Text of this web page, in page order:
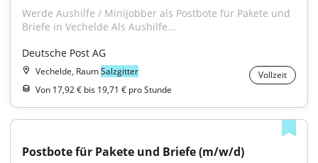
Werde Aushilfe / Minijobber als Postbote für Pakete und
Briefe in Vechelde Als Aushilfe...
Deutsche Post AG
Vechelde, RaumSalzgitter
Vollzeit
Von 17,92 € bis 19,71 € pro Stunde
Postbote für Pakete und Briefe (m/w/d)